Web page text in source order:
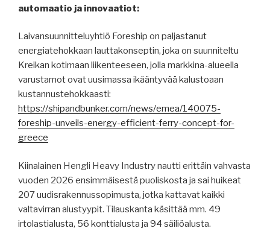
automaatio ja innovaatiot:
Laivansuunnitteluyhtiö Foreship on paljastanut
energiatehokkaan lauttakonseptin, joka on suunniteltu
Kreikan kotimaan liikenteeseen, jolla markkina-alueella
varustamot ovat uusimassa ikääntyvää kalustoaan
kustannustehokkaasti:
https://shipandbunker.com/news/emea/140075-
foreship-unveils-energy-efficient-ferry-concept-for-
greece
Kiinalainen Hengli Heavy Industry nautti erittäin vahvasta
vuoden 2026 ensimmäisestä puoliskosta ja sai huikeat
207 uudisrakennussopimusta, jotka kattavat kaikki
valtavirran alustyypit. Tilauskanta käsittää mm. 49
irtolastialusta, 56 konttialusta ja 94 säiliöalusta.